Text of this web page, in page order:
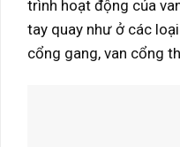
trình hoạt động của
tay quay như ở các
cổng gang, van cổng